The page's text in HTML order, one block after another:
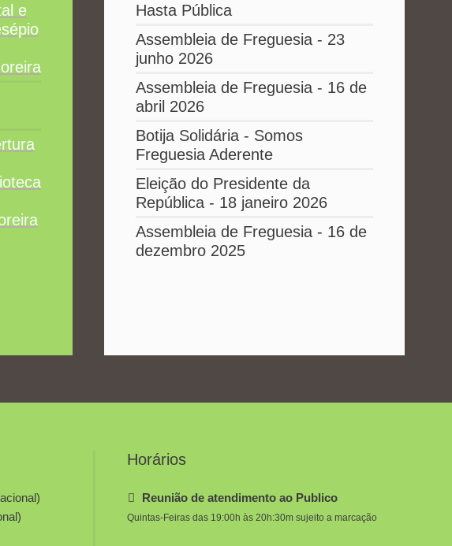
e
Hasta Pública
Assembleia de Freguesia - 23
junho 2026
Assembleia de Freguesia - 16 de
abril 2026
Botija Solidária - Somos
Freguesia Aderente
Eleição do Presidente da
República - 18 janeiro 2026
Assembleia de Freguesia - 16 de
dezembro 2025
Horários
Reunião de atendimento ao Publico
Quintas-Feiras das 19:00h às 20h:30m sujeito a marcação